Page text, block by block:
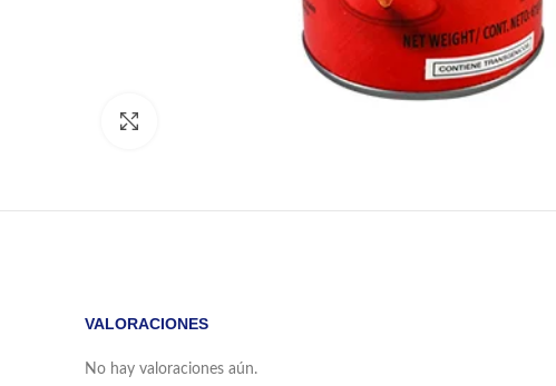
VALORACIONES
No hay valoraciones aún.